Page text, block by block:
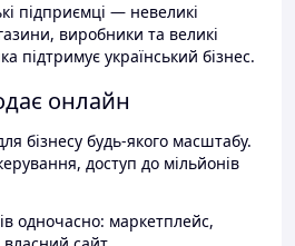
підприємці — невеликі
виробники та великі
підтримує український бізнес.
онлайн
бізнесу будь-якого масштабу.
доступ до мільйонів
одночасно: маркетплейс,